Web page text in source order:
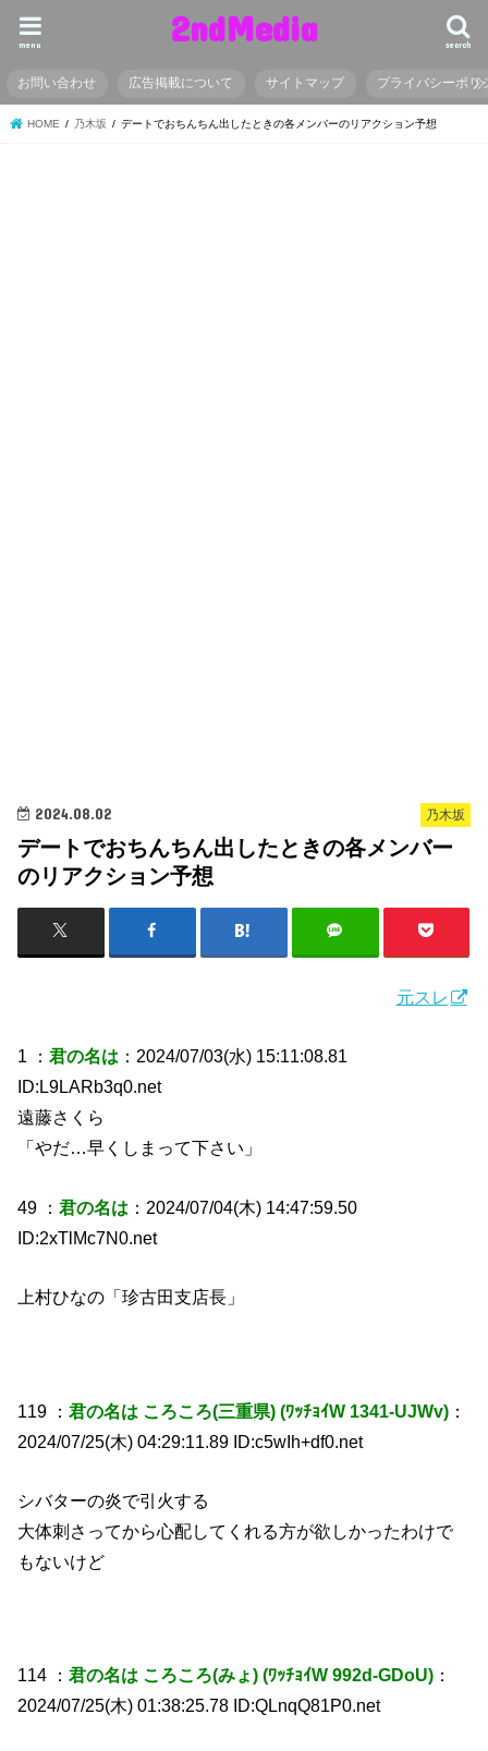
2ndMedia search
menu
お問い合わせ 広告掲載について サイトマップ プライバシーポリ
HOME 乃木坂 デートでおちんちん出したときの各メンバーのリアクション予想
乃木坂
2024.08.02
デートでおちんちん出したときの各メンバー
のリアクション予想
元スレ
1 ：君の名は ：2024/07/03(水) 15:11:08.81
ID:L9LARb3q0.net
遠藤さくら
「やだ…早くしまって下さい」
49 ：君の名は ：2024/07/04(木) 14:47:59.50
ID:2xTlMc7N0.net
上村ひなの「珍古田支店長」
119 ：君の名は ころころ(三重県) (ﾜｯﾁｮｲW 1341-UJWv) ：
2024/07/25(木) 04:29:11.89 ID:c5wIh+df0.net
シバターの炎で引火する
大体刺さってから心配してくれる方が欲しかったわけで
もないけど
114 ：君の名は ころころ(みょ) (ﾜｯﾁｮｲW 992d-GDoU) ：
2024/07/25(木) 01:38:25.78 ID:QLnqQ81P0.net